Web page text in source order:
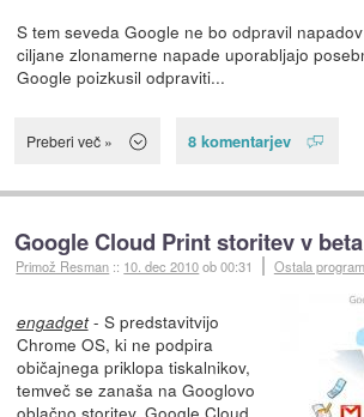
S tem seveda Google ne bo odpravil
ciljane zlonamerne napade uporabljajo
Google poizkusil odpraviti...
Preberi več » 8 komentarjev
Google Cloud Print storitev v
Primož Resman :: 10. dec 2010ob 00:31 Ostala
engadget- S predstavitvijo
Chrome OS, ki ne podpira
običajnega priklopa tiskalnikov,
temveč se zanaša na Googlovo
oblačno storitev, Google Cloud